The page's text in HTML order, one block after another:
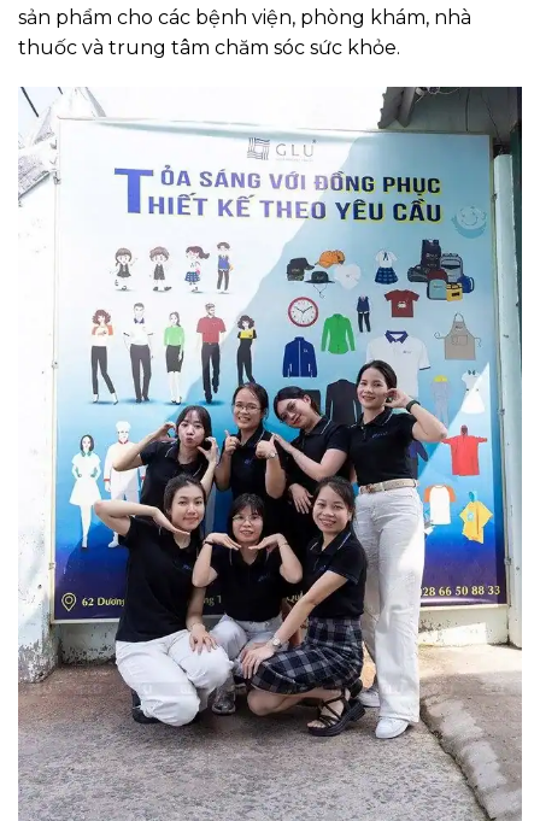
sản phẩm cho các bệnh viện, phòng khám, nhà
thuốc và trung tâm chăm sóc sức khỏe.